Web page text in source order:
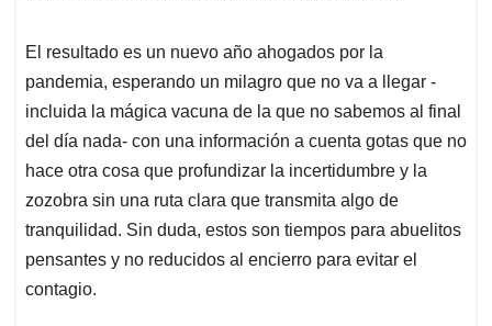
El resultado es un nuevo año ahogados por la
pandemia, esperando un milagro que no va a llegar -
incluida la mágica vacuna de la que no sabemos al final
del día nada- con una información a cuenta gotas que no
hace otra cosa que profundizar la incertidumbre y la
zozobra sin una ruta clara que transmita algo de
tranquilidad. Sin duda, estos son tiempos para abuelitos
pensantes y no reducidos al encierro para evitar el
contagio.